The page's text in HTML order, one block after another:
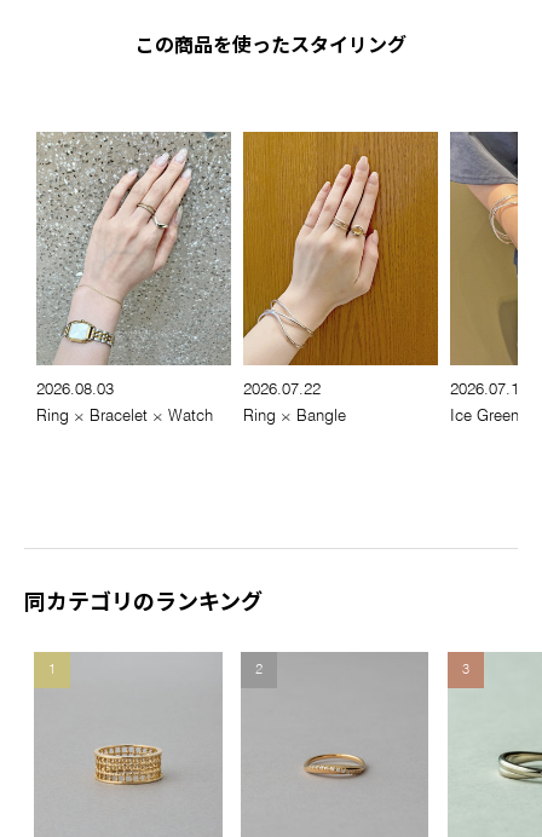
この商品を使ったスタイリング
2026.08.03
Ring × Bracelet × Watch
2026.07.22
Ring × Bangle
2026.07.17
Ice Green
同カテゴリのランキング
1 2 3